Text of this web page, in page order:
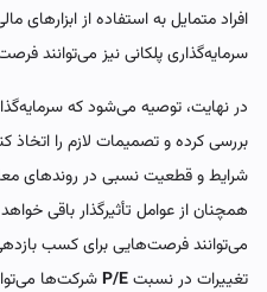
افراد متمایل به استفاده از ابزارهای
سرمایه‌گذاری پلکانی نیز می‌توانند
در نهایت، توصیه می‌شود که
بررسی کرده و تصمیمات لازم را اتخاذ
شرایط و قطعیت نسبی در روندهای
همچنان از عوامل تأثیرگذار باقی
می‌توانند فرصت‌هایی برای کسب
تغییرات در نسبتP/Eشرکت‌ها